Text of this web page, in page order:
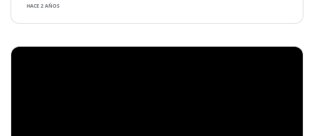
HACE 2 AÑOS